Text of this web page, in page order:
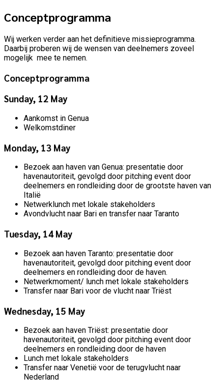
Conceptprogramma
Wij werken verder aan het definitieve missieprogramma.
Daarbij proberen wij de wensen van deelnemers zoveel
mogelijk mee te nemen.
Conceptprogramma
Sunday, 12 May
Aankomst in Genua
Welkomstdiner
Monday, 13 May
Bezoek aan haven van Genua: presentatie door
havenautoriteit, gevolgd door pitching event door
deelnemers en rondleiding door de grootste haven van
Italië
Netwerklunch met lokale stakeholders
Avondvlucht naar Bari en transfer naar Taranto
Tuesday, 14 May
Bezoek aan haven Taranto: presentatie door
havenautoriteit, gevolgd door pitching event door
deelnemers en rondleiding door de haven.
Netwerkmoment/ lunch met lokale stakeholders
Transfer naar Bari voor de vlucht naar Triëst
Wednesday, 15 May
Bezoek aan haven Triëst: presentatie door
havenautoriteit, gevolgd door pitching event door
deelnemers en rondleiding door de haven
Lunch met lokale stakeholders
Transfer naar Venetië voor de terugvlucht naar
Nederland